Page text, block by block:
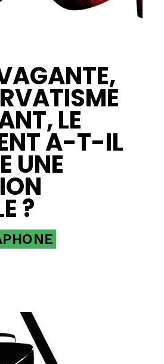
LE
A-T-IL
UNE
?